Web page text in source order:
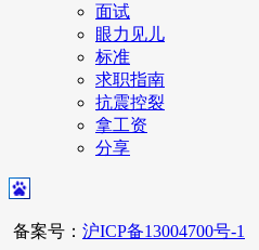
面试
眼力见儿
标准
求职指南
抗震控裂
拿工资
分享
备案号： 沪ICP备13004700号-1